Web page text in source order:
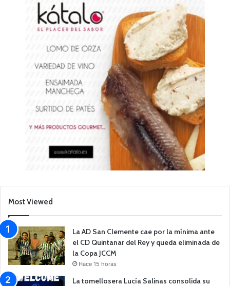
Most Viewed
La AD San Clemente cae por la mínima ante
el CD Quintanar del Rey y queda eliminada de
la Copa JCCM
Hace 15 horas
La tomellosera Lucía Salinas consolida su